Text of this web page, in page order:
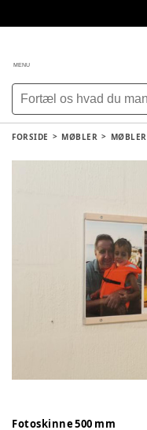
MENU
FORSIDE MØBLER MØBLER
Fotoskinne 500 mm